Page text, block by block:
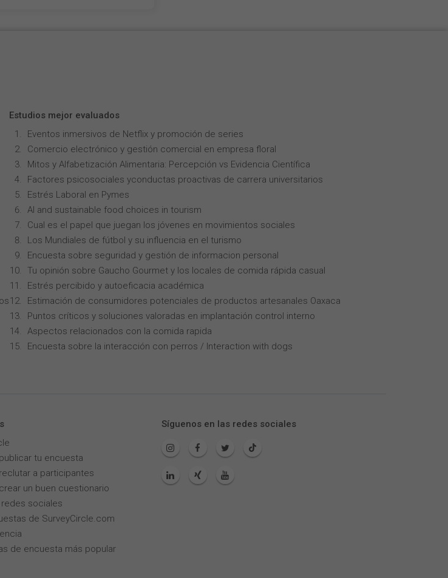
Estudios mejor evaluados
Eventos inmersivos de Netflix y promoción de series
Comercio electrónico y gestión comercial en empresa floral
Mitos y Alfabetización Alimentaria: Percepción vs Evidencia Científica
Factores psicosociales yconductas proactivas de carrera universitarios
Estrés Laboral en Pymes
AI and sustainable food choices in tourism
Cual es el papel que juegan los jóvenes en movimientos sociales
Los Mundiales de fútbol y su influencia en el turismo
Encuesta sobre seguridad y gestión de informacion personal
Tu opinión sobre Gaucho Gourmet y los locales de comida rápida casual
Estrés percibido y autoeficacia académica
Estimación de consumidores potenciales de productos artesanales Oaxaca
Puntos críticos y soluciones valoradas en implantación control interno
Aspectos relacionados con la comida rapida
Encuesta sobre la interacción con perros / Interaction with dogs
tu encuesta
a participantes
un buen cuestionario
sociales
de SurveyCircle.com
de encuesta más popular
Síguenos en las redes sociales